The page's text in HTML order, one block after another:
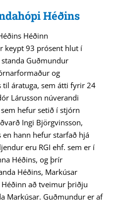
Héðins
Héðinn
keypt 93 prósent hlut í
Guðmundur
og
áratuga, sem átti fyrir 24
Lárusson núverandi
hefur setið í stjórn
Ingi Björgvinsson,
hann hefur starfað hjá
eru RGI ehf. sem er í
Héðins, og þrír
Héðins, Markúsar
að tveimur þriðju
Markúsar. Guðmundur er af